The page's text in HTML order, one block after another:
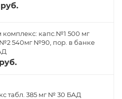
капс.№1 500 мг
540мг №90, пор. в банке
табл. 385 мг № 30 БАД